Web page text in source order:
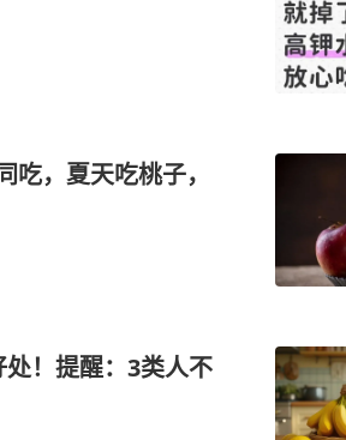
，夏天吃桃子，
！提醒：3类人不